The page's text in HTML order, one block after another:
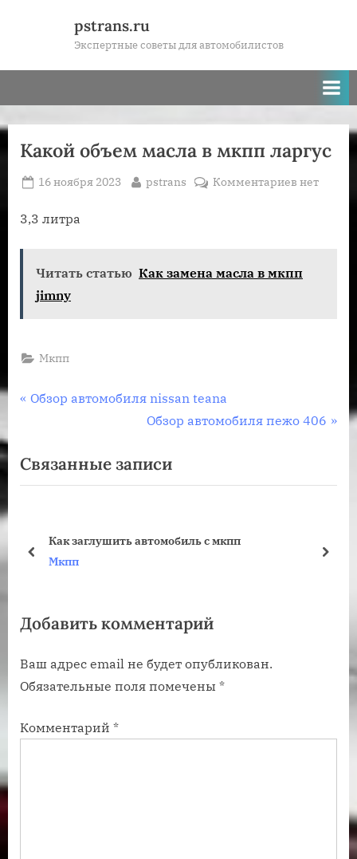
pstrans.ru
Экспертные советы для автомобилистов
Какой объем масла в мкпп ларгус
Posted
16 ноября 2023 By
pstrans Комментариевк
в
нет
3,3 литра
Читать статью Как замена масла в мкпп
jimny
Мкпп
Навигация
записям
П
д
ы
щ
з
п
и
ь
Обзор автомобиля nissan teana
С
е
д
з
п
и
Обзор автомобиля пежо 406
Связанные записи
Как заглушить автомобиль с мкпп
Мкпп
пред
Добавить комментарий
Ваш адрес email не будет опубликован.
Обязательные поля помечены *
Комментарий *